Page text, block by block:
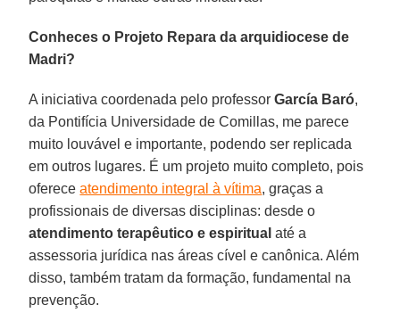
Conheces o Projeto Repara da arquidiocese de
Madri?
A iniciativa coordenada pelo professorGarcía Baró,
da Pontifícia Universidade de Comillas, me parece
muito louvável e importante, podendo ser replicada
em outros lugares. É um projeto muito completo, pois
ofereceatendimento integral à vítima, graças a
profissionais de diversas disciplinas: desde o
atendimento terapêutico e espiritual até a
assessoria jurídica nas áreas cível e canônica. Além
disso, também tratam da formação, fundamental na
prevenção.